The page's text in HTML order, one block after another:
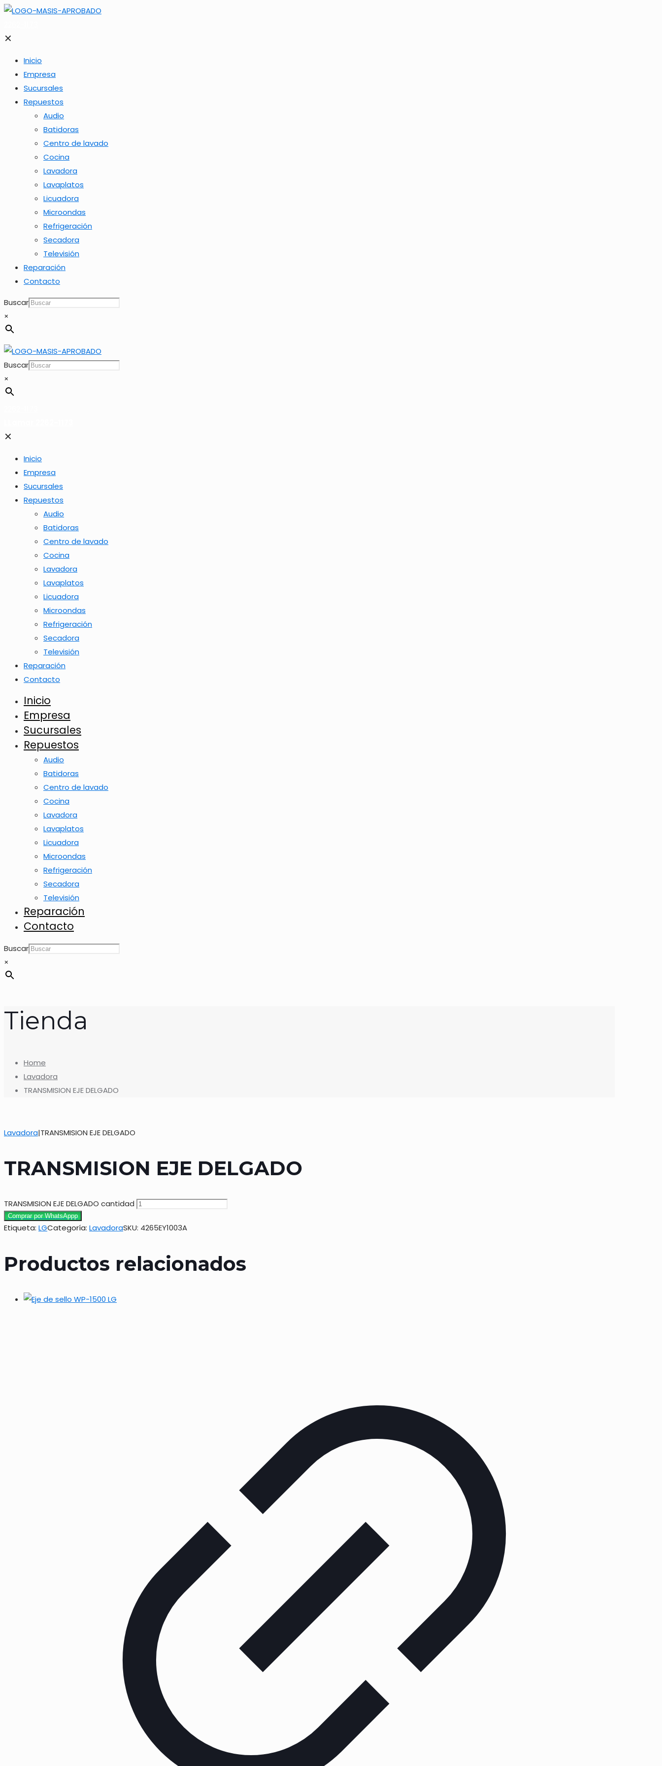
✕
Inicio
Empresa
Sucursales
Repuestos
Audio
Batidoras
Centro de lavado
Cocina
Lavadora
Lavaplatos
Licuadora
Microondas
Refrigeración
Secadora
Televisión
Reparación
Contacto
Buscar
×
Buscar
×
✕
Inicio
Empresa
Sucursales
Repuestos
Audio
Batidoras
Centro de lavado
Cocina
Lavadora
Lavaplatos
Licuadora
Microondas
Refrigeración
Secadora
Televisión
Reparación
Contacto
Inicio
Empresa
Sucursales
Repuestos
Audio
Batidoras
Centro de lavado
Cocina
Lavadora
Lavaplatos
Licuadora
Microondas
Refrigeración
Secadora
Televisión
Reparación
Contacto
Buscar
×
Tienda
Home
Lavadora
TRANSMISION EJE DELGADO
Lavadora|TRANSMISION EJE DELGADO
TRANSMISION EJE DELGADO
TRANSMISION EJE DELGADO cantidad
Comprar por WhatsAppp
Etiqueta: LGCategoría: LavadoraSKU: 4265EY1003A
Productos relacionados